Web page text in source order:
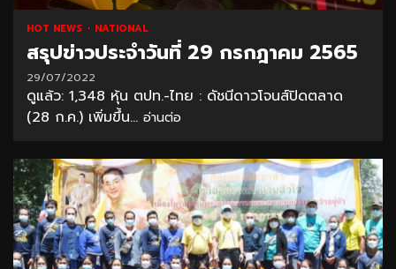
HOT NEWS NATIONAL
สรุปข่าวประจำวันที่ 29 กรกฎาคม 2565
29/07/2022
ดูแล้ว: 1,348 หุ้น ตปท.-ไทย : ดัชนีดาวโจนส์ปิดตลาด
(28 ก.ค.) เพิ่มขึ้น... อ่านต่อ